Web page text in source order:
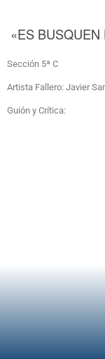
«ES BUSQUEN
Sección 5ª C
Artista Fallero: Javier
Guión y Crítica: